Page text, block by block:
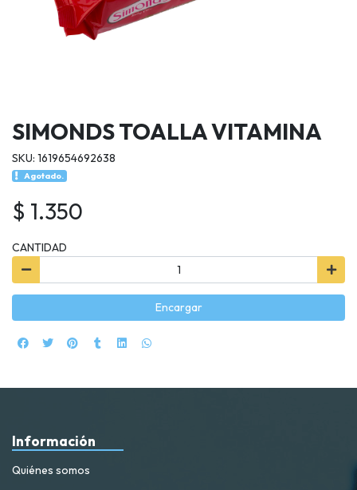
SIMONDS TOALLA VITAMINA
SKU: 1619654692638
Agotado.
$ 1.350
CANTIDAD
Encargar
Información
Quiénes somos